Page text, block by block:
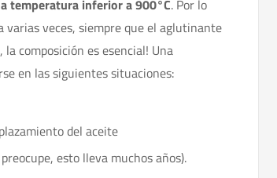
temperatura inferior a 900°C. Por lo
veces, siempre que el aglutinante
composición es esencial! Una
en las siguientes situaciones:
del aceite
esto lleva muchos años).